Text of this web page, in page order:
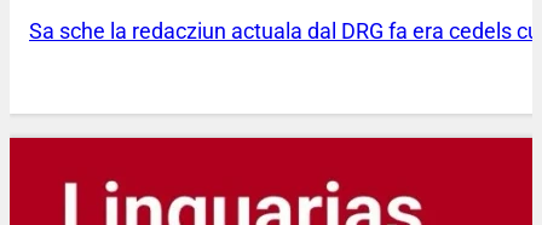
Sa sche la redacziun actuala dal DRG fa era cedels